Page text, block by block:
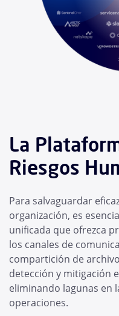
La
Riesgos
Para salvaguardar
organización, es
unificada que ofrezca
los canales de
compartición de
detección y mitigación
eliminando lagunas en
operaciones.